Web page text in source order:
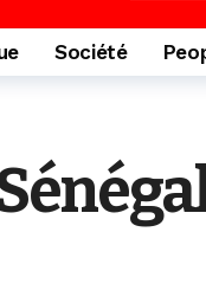
Sy reçoit ses premiers
ne peut se
El Hadji décline ses
passagers,
Société